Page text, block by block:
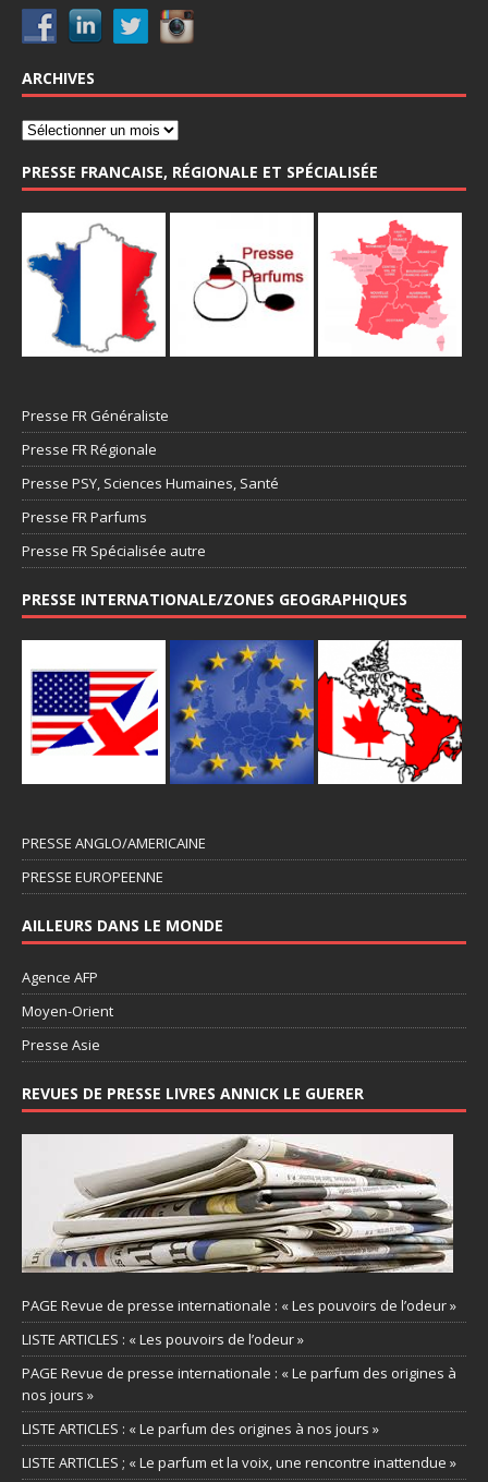
ARCHIVES
PRESSE FRANCAISE, RÉGIONALE ET SPÉCIALISÉE
Presse FR Généraliste
Presse FR Régionale
Presse PSY, Sciences Humaines, Santé
Presse FR Parfums
Presse FR Spécialisée autre
PRESSE INTERNATIONALE/ZONES GEOGRAPHIQUES
PRESSE ANGLO/AMERICAINE
PRESSE EUROPEENNE
AILLEURS DANS LE MONDE
Agence AFP
Moyen-Orient
Presse Asie
REVUES DE PRESSE LIVRES ANNICK LE GUERER
PAGE Revue de presse internationale : « Les pouvoirs de l’odeur »
LISTE ARTICLES : « Les pouvoirs de l’odeur »
PAGE Revue de presse internationale : « Le parfum des origines à
nos jours »
LISTE ARTICLES : « Le parfum des origines à nos jours »
LISTE ARTICLES ; « Le parfum et la voix, une rencontre inattendue »